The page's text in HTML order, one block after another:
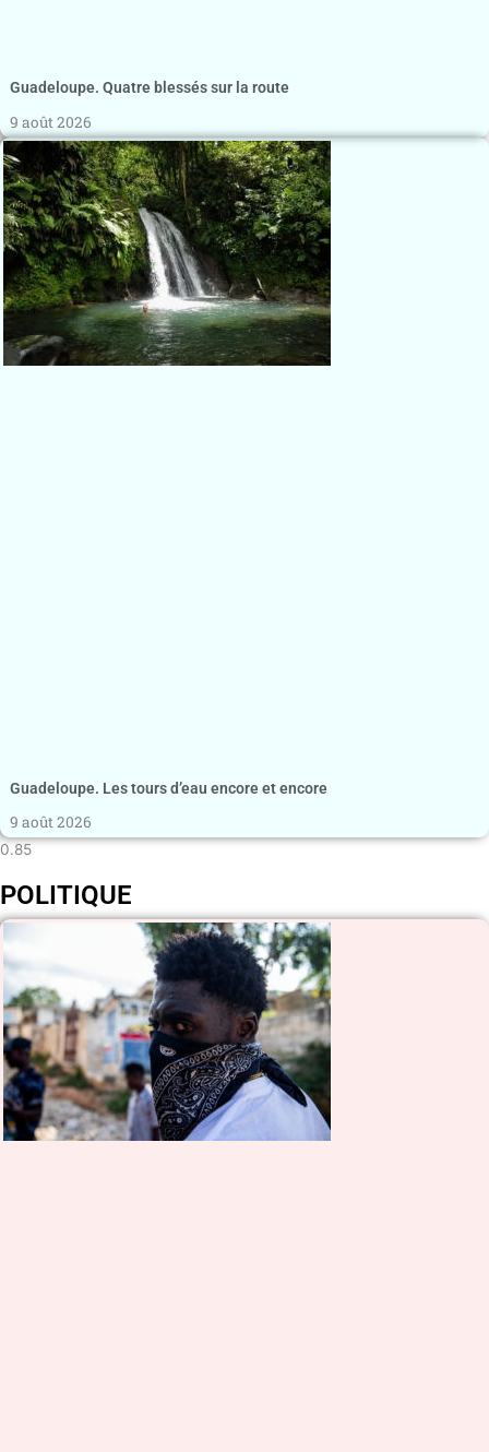
Guadeloupe. Quatre blessés sur la route
9 août 2026
Guadeloupe. Les tours d’eau encore et encore
9 août 2026
POLITIQUE